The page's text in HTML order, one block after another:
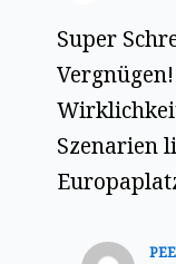
Super
Szenarien